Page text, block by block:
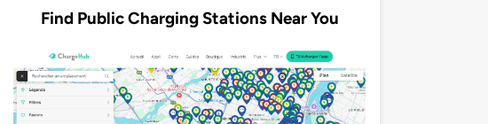
Find Public Charging Stations Near You